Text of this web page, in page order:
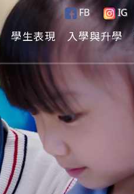
FB IG
學生表現 入學與升學